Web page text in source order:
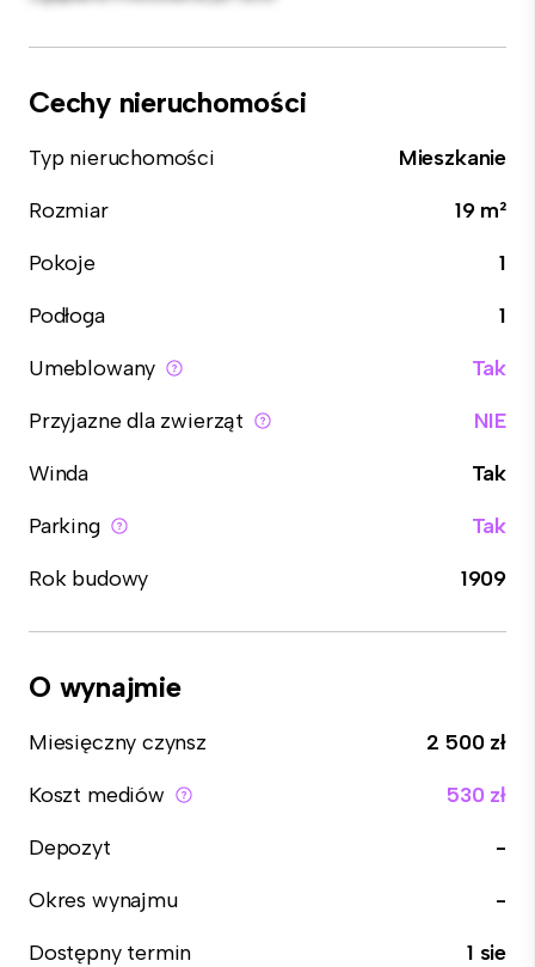
Cechy nieruchomości
Typ nieruchomości
Mieszkanie
Rozmiar
19 m²
Pokoje
1
Podłoga
1
Umeblowany
Tak
Przyjazne dla zwierząt
NIE
Winda
Tak
Parking
Tak
Rok budowy
1909
O wynajmie
Miesięczny czynsz
2 500 zł
Koszt mediów
530 zł
Depozyt
-
Okres wynajmu
-
Dostępny termin
1 sie